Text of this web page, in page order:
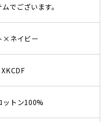
でございます。
×ネイビー
ットン100%